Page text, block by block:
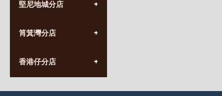
營業時間:
九龍太子太子道西141號
堅尼地城分店
營業時間:
香港堅尼地城卑路乍街
(堅尼地城地鐵站B出口)
筲箕灣分店
營業時間:
(10:00am-20:30pm)
香港仔分店
營業時間: